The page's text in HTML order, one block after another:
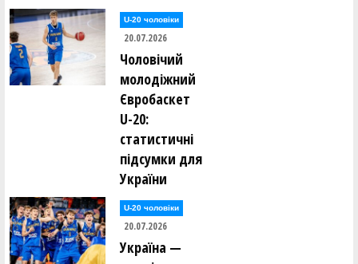
U-20 чоловіки
20.07.2026
Чоловічий
молодіжний
Євробаскет
U-20:
статистичні
підсумки для
України
U-20 чоловіки
20.07.2026
Україна —